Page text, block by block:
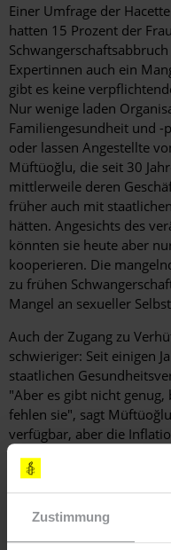
Zustimmung
Einer Umfrage der
hatten 15 Prozent der
Expertinnen auch ein
gibt es keine
Nur wenige laden
Familiengesundheit und -
oder lassen Angestellte
Müftüoğlu, die seit 30
mittlerweile deren
früher auch mit
hätten. Angesichts des
könnten sie heute aber
kooperieren. Die
zu frühen
Mangel an sexueller
Auch der Zugang zu
schwieriger: Seit einigen
staatlichen
"Aber es gibt nicht
fehlen sie", sagt
verfügbar, aber die